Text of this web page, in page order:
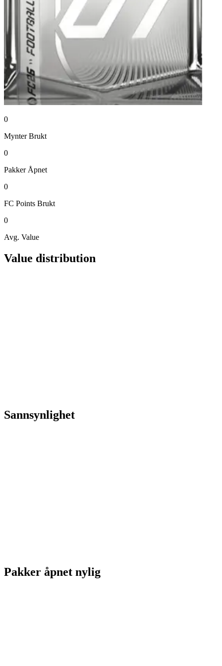
0
Mynter Brukt
0
Pakker Åpnet
0
FC Points Brukt
0
Avg. Value
Value distribution
Sannsynlighet
Pakker åpnet nylig